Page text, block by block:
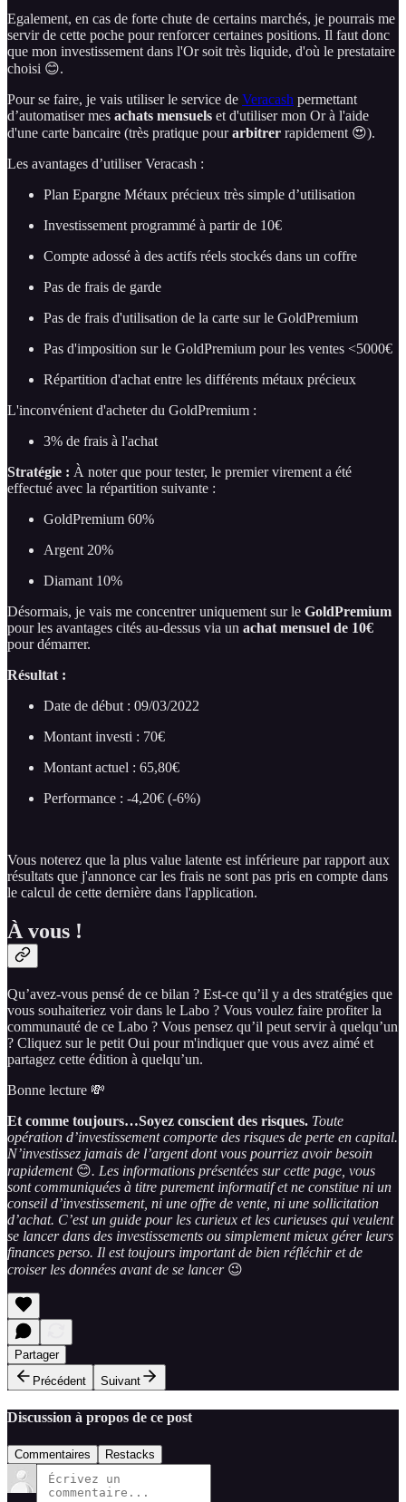
Egalement, en cas de forte chute de certains marchés, je pourrais me
servir de cette poche pour renforcer certaines positions. Il faut donc
que mon investissement dans l'Or soit très liquide, d'où le prestataire
choisi 😊.
Pour se faire, je vais utiliser le service de Veracash permettant
d’automatiser mes achats mensuels et d'utiliser mon Or à l'aide
d'une carte bancaire (très pratique pourarbitrer rapidement 😍).
Les avantages d’utiliser Veracash :
Plan Epargne Métaux précieux très simple d’utilisation
Investissement programmé à partir de 10€
Compte adossé à des actifs réels stockés dans un coffre
Pas de frais de garde
Pas de frais d'utilisation de la carte sur le GoldPremium
Pas d'imposition sur le GoldPremium pour les ventes <5000€
Répartition d'achat entre les différents métaux précieux
L'inconvénient d'acheter du GoldPremium :
3% de frais à l'achat
Stratégie : À noter que pour tester, le premier virement a été
effectué avec la répartition suivante :
GoldPremium 60%
Argent 20%
Diamant 10%
Désormais, je vais me concentrer uniquement sur le GoldPremium
pour les avantages cités au-dessus via un achat mensuel de 10€
pour démarrer.
Résultat :
Date de début : 09/03/2022
Montant investi : 70€
Montant actuel : 65,80€
Performance : -4,20€ (-6%)
Vous noterez que la plus value latente est inférieure par rapport aux
résultats que j'annonce car les frais ne sont pas pris en compte dans
le calcul de cette dernière dans l'application.
À vous !
Qu’avez-vous pensé de ce bilan ? Est-ce qu’il y a des stratégies que
vous souhaiteriez voir dans le Labo ? Vous voulez faire profiter la
communauté de ce Labo ? Vous pensez qu’il peut servir à quelqu’un
? Cliquez sur le petit Oui pour m'indiquer que vous avez aimé et
partagez cette édition à quelqu’un.
Bonne lecture 💸
Et comme toujours…Soyez conscient des risques. Toute
opération d’investissement comporte des risques de perte en capital.
N’investissez jamais de l’argent dont vous pourriez avoir besoin
rapidement 😊. Les informations présentées sur cette page, vous
sont communiquées à titre purement informatif et ne constitue ni un
conseil d’investissement, ni une offre de vente, ni une sollicitation
d’achat. C’est un guide pour les curieux et les curieuses qui veulent
se lancer dans des investissements ou simplement mieux gérer leurs
finances perso. Il est toujours important de bien réfléchir et de
croiser les données avant de se lancer 😉
Partager
Précédent
Suivant
Discussion à propos de ce post
Commentaires Restacks